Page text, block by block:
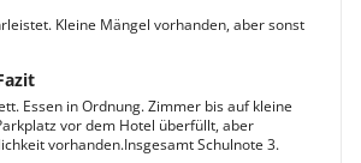
Kleine Mängel vorhanden, aber sonst
Essen in Ordnung. Zimmer bis auf kleine
vor dem Hotel überfüllt, aber
vorhanden.Insgesamt Schulnote 3.